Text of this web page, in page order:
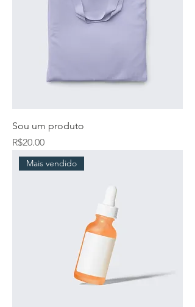
Sou um produto
Price
R$20.00
Mais vendido